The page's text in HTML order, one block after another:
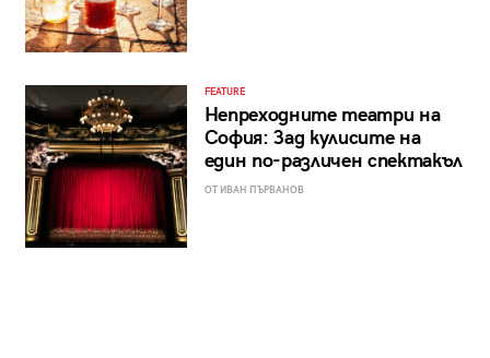
FEATURE
Непреходните театри на
София: Зад кулисите на
един по-различен спектакъл
ОТ ИВАН ПЪРВАНОВ